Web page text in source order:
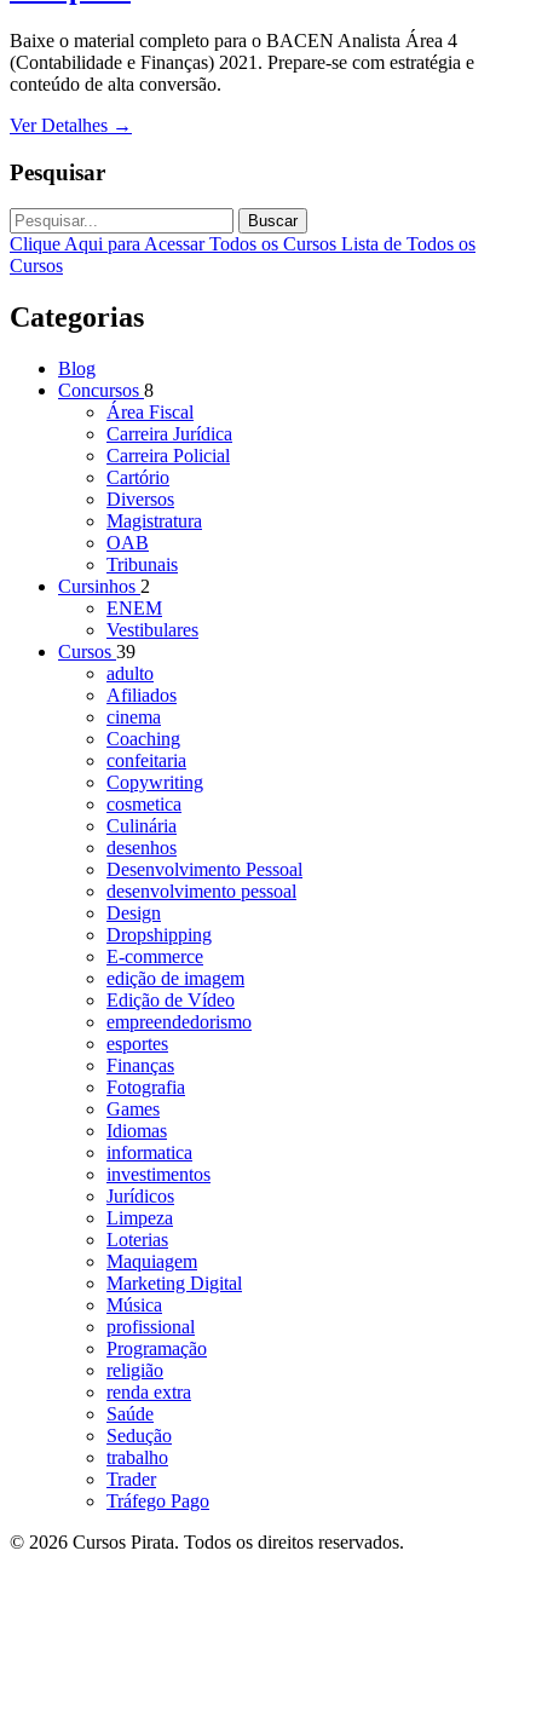
Baixe o material completo para o BACEN Analista Área 4
(Contabilidade e Finanças) 2021. Prepare-se com estratégia e
conteúdo de alta conversão.
Ver Detalhes →
Pesquisar
Buscar
Clique Aqui para Acessar Todos os Cursos Lista de Todos os
Cursos
Categorias
Blog
Concursos 8
Área Fiscal
Carreira Jurídica
Carreira Policial
Cartório
Diversos
Magistratura
OAB
Tribunais
Cursinhos 2
ENEM
Vestibulares
Cursos 39
adulto
Afiliados
cinema
Coaching
confeitaria
Copywriting
cosmetica
Culinária
desenhos
Desenvolvimento Pessoal
desenvolvimento pessoal
Design
Dropshipping
E-commerce
edição de imagem
Edição de Vídeo
empreendedorismo
esportes
Finanças
Fotografia
Games
Idiomas
informatica
investimentos
Jurídicos
Limpeza
Loterias
Maquiagem
Marketing Digital
Música
profissional
Programação
religião
renda extra
Saúde
Sedução
trabalho
Trader
Tráfego Pago
© 2026 Cursos Pirata. Todos os direitos reservados.